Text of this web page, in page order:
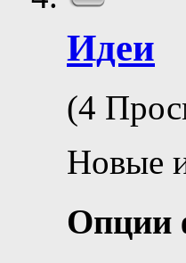
Идеи
(4
Новые
Опции